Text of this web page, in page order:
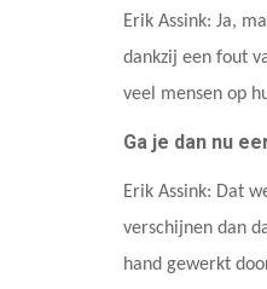
Erik Assink: Ja,
dankzij een fout
veel mensen op
Ga je dan nu
Erik Assink: Dat
verschijnen dan
hand gewerkt